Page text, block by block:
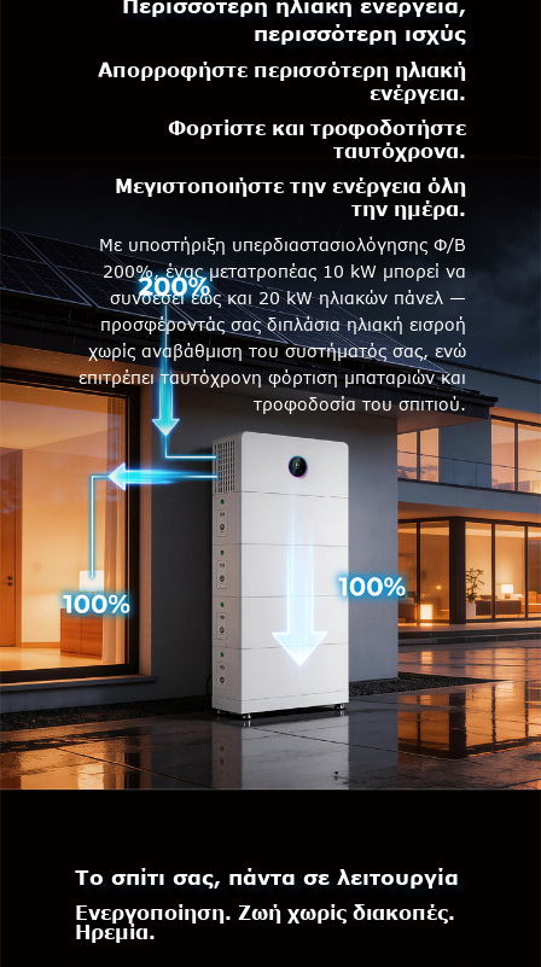
Περισσότερη ηλιακή ενέργεια,
περισσότερη ισχύς
Απορροφήστε περισσότερη ηλιακή
ενέργεια.
Φορτίστε και τροφοδοτήστε
ταυτόχρονα.
Μεγιστοποιήστε την ενέργεια όλη
την ημέρα.
Με υποστήριξη υπερδιαστασιολόγησης Φ/Β
200%, ένας μετατροπέας 10 kW μπορεί να
συνδέσει έως και 20 kW ηλιακών πάνελ —
προσφέροντάς σας διπλάσια ηλιακή εισροή
χωρίς αναβάθμιση του συστήματός σας, ενώ
επιτρέπει ταυτόχρονη φόρτιση μπαταριών και
τροφοδοσία του σπιτιού.
Το σπίτι σας, πάντα σε λειτουργία
Ενεργοποίηση. Ζωή χωρίς διακοπές.
Ηρεμία.